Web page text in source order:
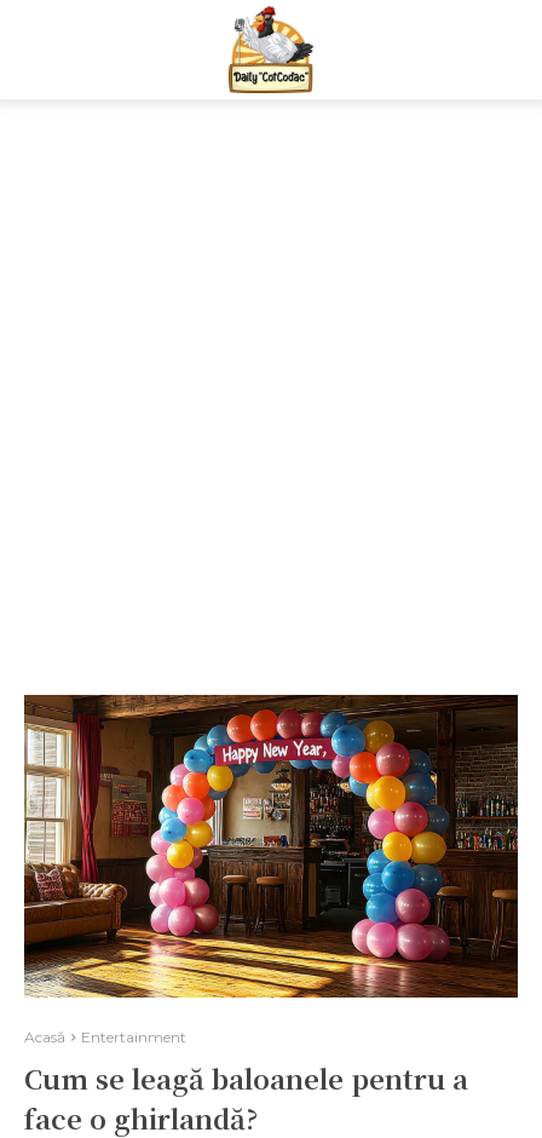
Acasă Entertainment
Cum se leagă baloanele pentru a
face o ghirlandă?